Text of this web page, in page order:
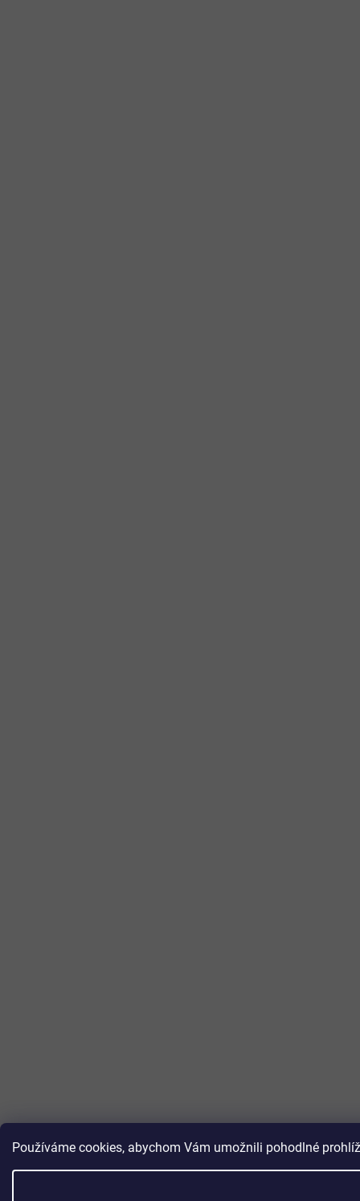
Používáme cookies, abychom Vám umožnili pohodlné